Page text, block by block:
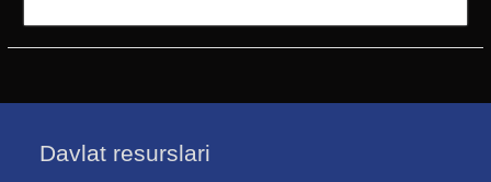
62468 n
61205 n
Davlat resurslari